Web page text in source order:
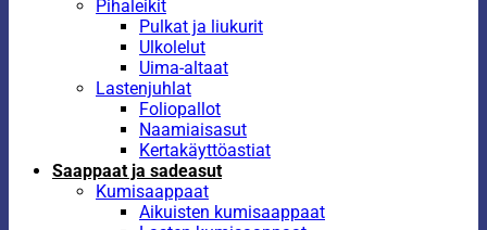
Pihaleikit
Pulkat ja liukurit
Ulkolelut
Uima-altaat
Lastenjuhlat
Foliopallot
Naamiaisasut
Kertakäyttöastiat
Saappaat ja sadeasut
Kumisaappaat
Aikuisten kumisaappaat